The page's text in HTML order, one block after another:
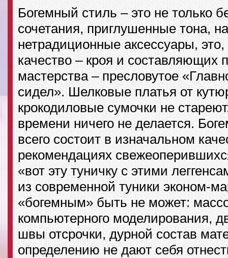
Богемный стиль – это не только
сочетания, приглушенные тона,
нетрадиционные аксессуары,
качество – кроя и составляющих
мастерства – пресловутое
сидел». Шелковые платья от
крокодиловые сумочки не
времени ничего не делается.
всего состоит в изначальном
рекомендациях
«вот эту туничку с этими
из современной туники эконом-
«богемным» быть не может:
компьютерного моделирования,
швы отсрочки, дурной состав
определению не дают себя